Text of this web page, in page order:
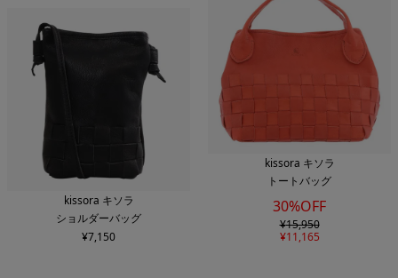
kissora キソラ
ショルダーバッグ
¥7,150
kissora キソラ
トートバッグ
30%OFF
¥15,950
¥11,165